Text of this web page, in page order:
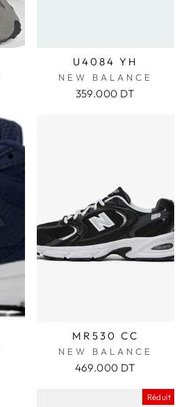
U4084 YH
NEW BALANCE
359.000 DT
MR530 CC
NEW BALANCE
469.000 DT
Réduit